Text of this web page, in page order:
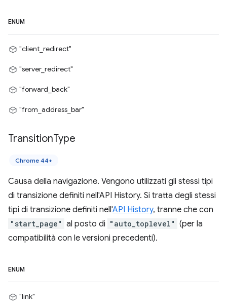
ENUM
"client_redirect"
"server_redirect"
"forward_back"
"from_address_bar"
TransitionType
Chrome 44+
Causa della navigazione. Vengono utilizzati gli stessi tipi
di transizione definiti nell'API History. Si tratta degli stessi
tipi di transizione definiti nell'API History, tranne che con
"start_page" al posto di "auto_toplevel" (per la
compatibilità con le versioni precedenti).
ENUM
"link"